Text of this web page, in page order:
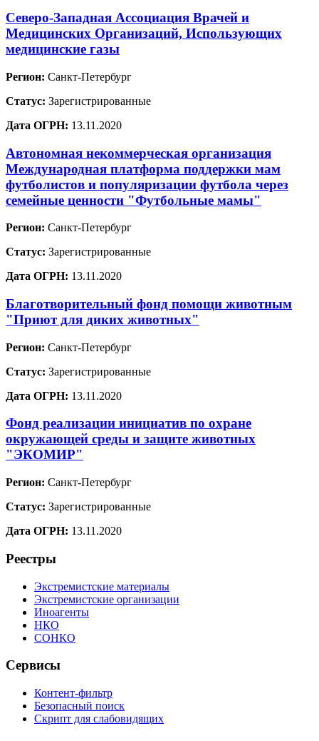
Северо-Западная Ассоциация Врачей и
Медицинских Организаций, Использующих
медицинские газы
Регион: Санкт-Петербург
Статус: Зарегистрированные
Дата ОГРН: 13.11.2020
Автономная некоммерческая организация
Международная платформа поддержки мам
футболистов и популяризации футбола через
семейные ценности "Футбольные мамы"
Регион: Санкт-Петербург
Статус: Зарегистрированные
Дата ОГРН: 13.11.2020
Благотворительный фонд помощи животным
"Приют для диких животных"
Регион: Санкт-Петербург
Статус: Зарегистрированные
Дата ОГРН: 13.11.2020
Фонд реализации инициатив по охране
окружающей среды и защите животных
"ЭКОМИР"
Регион: Санкт-Петербург
Статус: Зарегистрированные
Дата ОГРН: 13.11.2020
Реестры
Экстремистские материалы
Экстремистские организации
Иноагенты
НКО
СОНКО
Сервисы
Контент-фильтр
Безопасный поиск
Скрипт для слабовидящих